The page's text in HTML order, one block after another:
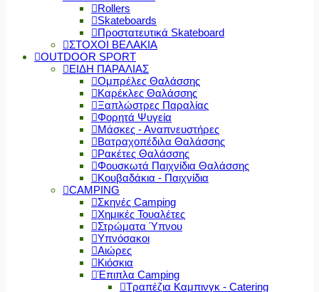
Rollers
Skateboards
Προστατευτικά Skateboard
ΣΤΟΧΟΙ ΒΕΛΑΚΙΑ
OUTDOOR SPORT
ΕΙΔΗ ΠΑΡΑΛΙΑΣ
Ομπρέλες Θαλάσσης
Καρέκλες Θαλάσσης
Ξαπλώστρες Παραλίας
Φορητά Ψυγεία
Μάσκες - Αναπνευστήρες
Βατραχοπέδιλα Θαλάσσης
Ρακέτες Θαλάσσης
Φουσκωτά Παιχνίδια Θαλάσσης
Κουβαδάκια - Παιχνίδια
CAMPING
Σκηνές Camping
Χημικές Τουαλέτες
Στρώματα Ύπνου
Υπνόσακοι
Αιώρες
Κιόσκια
Έπιπλα Camping
Τραπέζια Καμπινγκ - Catering